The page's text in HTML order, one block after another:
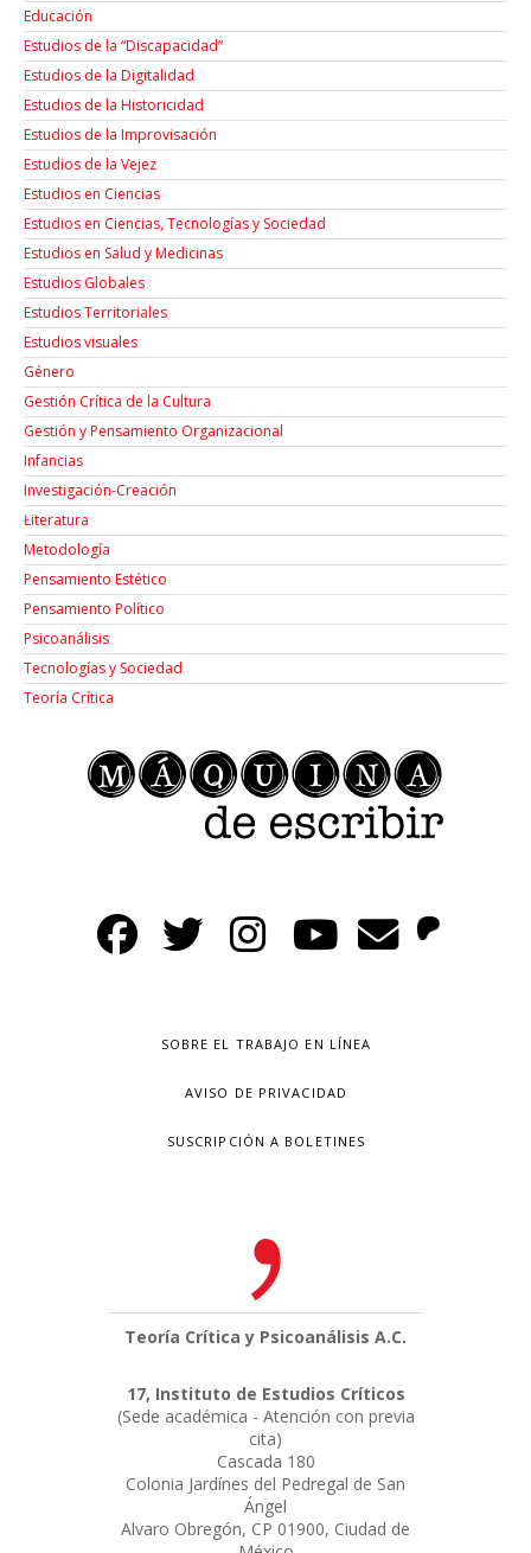
Educación
Estudios de la “Discapacidad”
Estudios de la Digitalidad
Estudios de la Historicidad
Estudios de la Improvisación
Estudios de la Vejez
Estudios en Ciencias
Estudios en Ciencias, Tecnologías y Sociedad
Estudios en Salud y Medicinas
Estudios Globales
Estudios Territoriales
Estudios visuales
Género
Gestión Crítica de la Cultura
Gestión y Pensamiento Organizacional
Infancias
Investigación-Creación
Łiteratura
Metodología
Pensamiento Estético
Pensamiento Político
Psicoanálisis
Tecnologías y Sociedad
Teoría Crítica
SOBRE EL TRABAJO EN LÍNEA
AVISO DE PRIVACIDAD
SUSCRIPCIÓN A BOLETINES
Teoría Crítica y Psicoanálisis A.C.
17, Instituto de Estudios Críticos
(Sede académica - Atención con previa
cita)
Cascada 180
Colonia Jardínes del Pedregal de San
Ángel
Alvaro Obregón, CP 01900, Ciudad de